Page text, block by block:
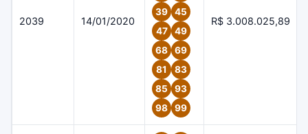
2039 14/01/2020
39
45
47
49
68
69
81
83
85
93
98
99
R$ 3.008.025,89